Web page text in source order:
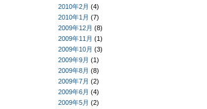
2010年2月 (4)
2010年1月 (7)
2009年12月 (8)
2009年11月 (1)
2009年10月 (3)
2009年9月 (1)
2009年8月 (8)
2009年7月 (2)
2009年6月 (4)
2009年5月 (2)